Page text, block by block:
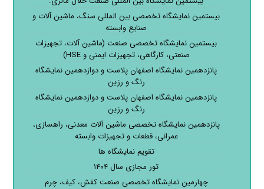
بیستمین نمایشگاه تخصصی بین المللی سنگ، ماشین آلات و
صنایع وابسته
بیستمین نمایشگاه تخصصی صنعت (ماشین آلات، تجهیزات
صنعتی، کارگاهی، تجهیزات ایمنی و HSE)
پانزدهمین نمایشگاه اصفهان پلاست و دوازدهمین نمایشگاه
رنگ و رزین
پانزدهمین نمایشگاه اصفهان پلاست و دوازدهمین نمایشگاه
رنگ و رزین
پانزدهمین نمایشگاه تخصصی ماشین آلات معدنی، راهسازی،
عمرانی، قطعات و تجهیزات وابسته
تقویم نمایشگاه ها
تور مجازی سال ۱۴۰۴
چهارمین نمایشگاه تخصصی صنعت کفش، کیف، چرم